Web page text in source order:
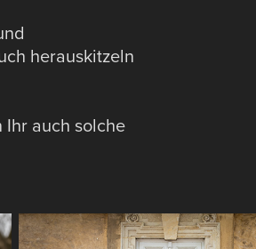
herauskitzeln
auch solche